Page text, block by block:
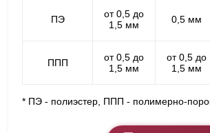
ПЭ
от 0,5 до
1,5 мм
0,5 мм
ППП
от 0,5 до
1,5 мм
от 0,5 до
1,5 мм
* ПЭ - полиэстер, ППП - полимерно-